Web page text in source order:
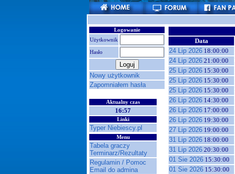
Logowanie
Użytkownik
Hasło
Nowy użytkownik
Zapomniałem hasła
Aktualny czas
16:57
Linki
Typer Niebiescy.pl
Menu
Tabela graczy
Terminarz/Rezultaty
Regulamin / Pomoc
Email do admina
Data
24 Lip 2026 18:00:00
24 Lip 2026 21:00:00
25 Lip 2026 15:30:00
25 Lip 2026 15:30:00
25 Lip 2026 15:30:00
26 Lip 2026 14:30:00
26 Lip 2026 17:00:00
26 Lip 2026 19:30:00
27 Lip 2026 19:00:00
31 Lip 2026 18:00:00
31 Lip 2026 20:30:00
01 Sie 2026 15:30:00
01 Sie 2026 15:30:00